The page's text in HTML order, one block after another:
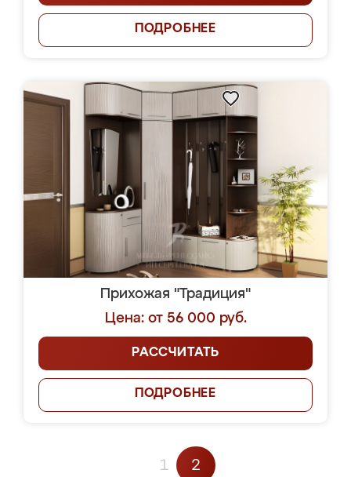
ПОДРОБНЕЕ
Прихожая "Традиция"
Цена: от 56 000 руб.
РАССЧИТАТЬ
ПОДРОБНЕЕ
1 2